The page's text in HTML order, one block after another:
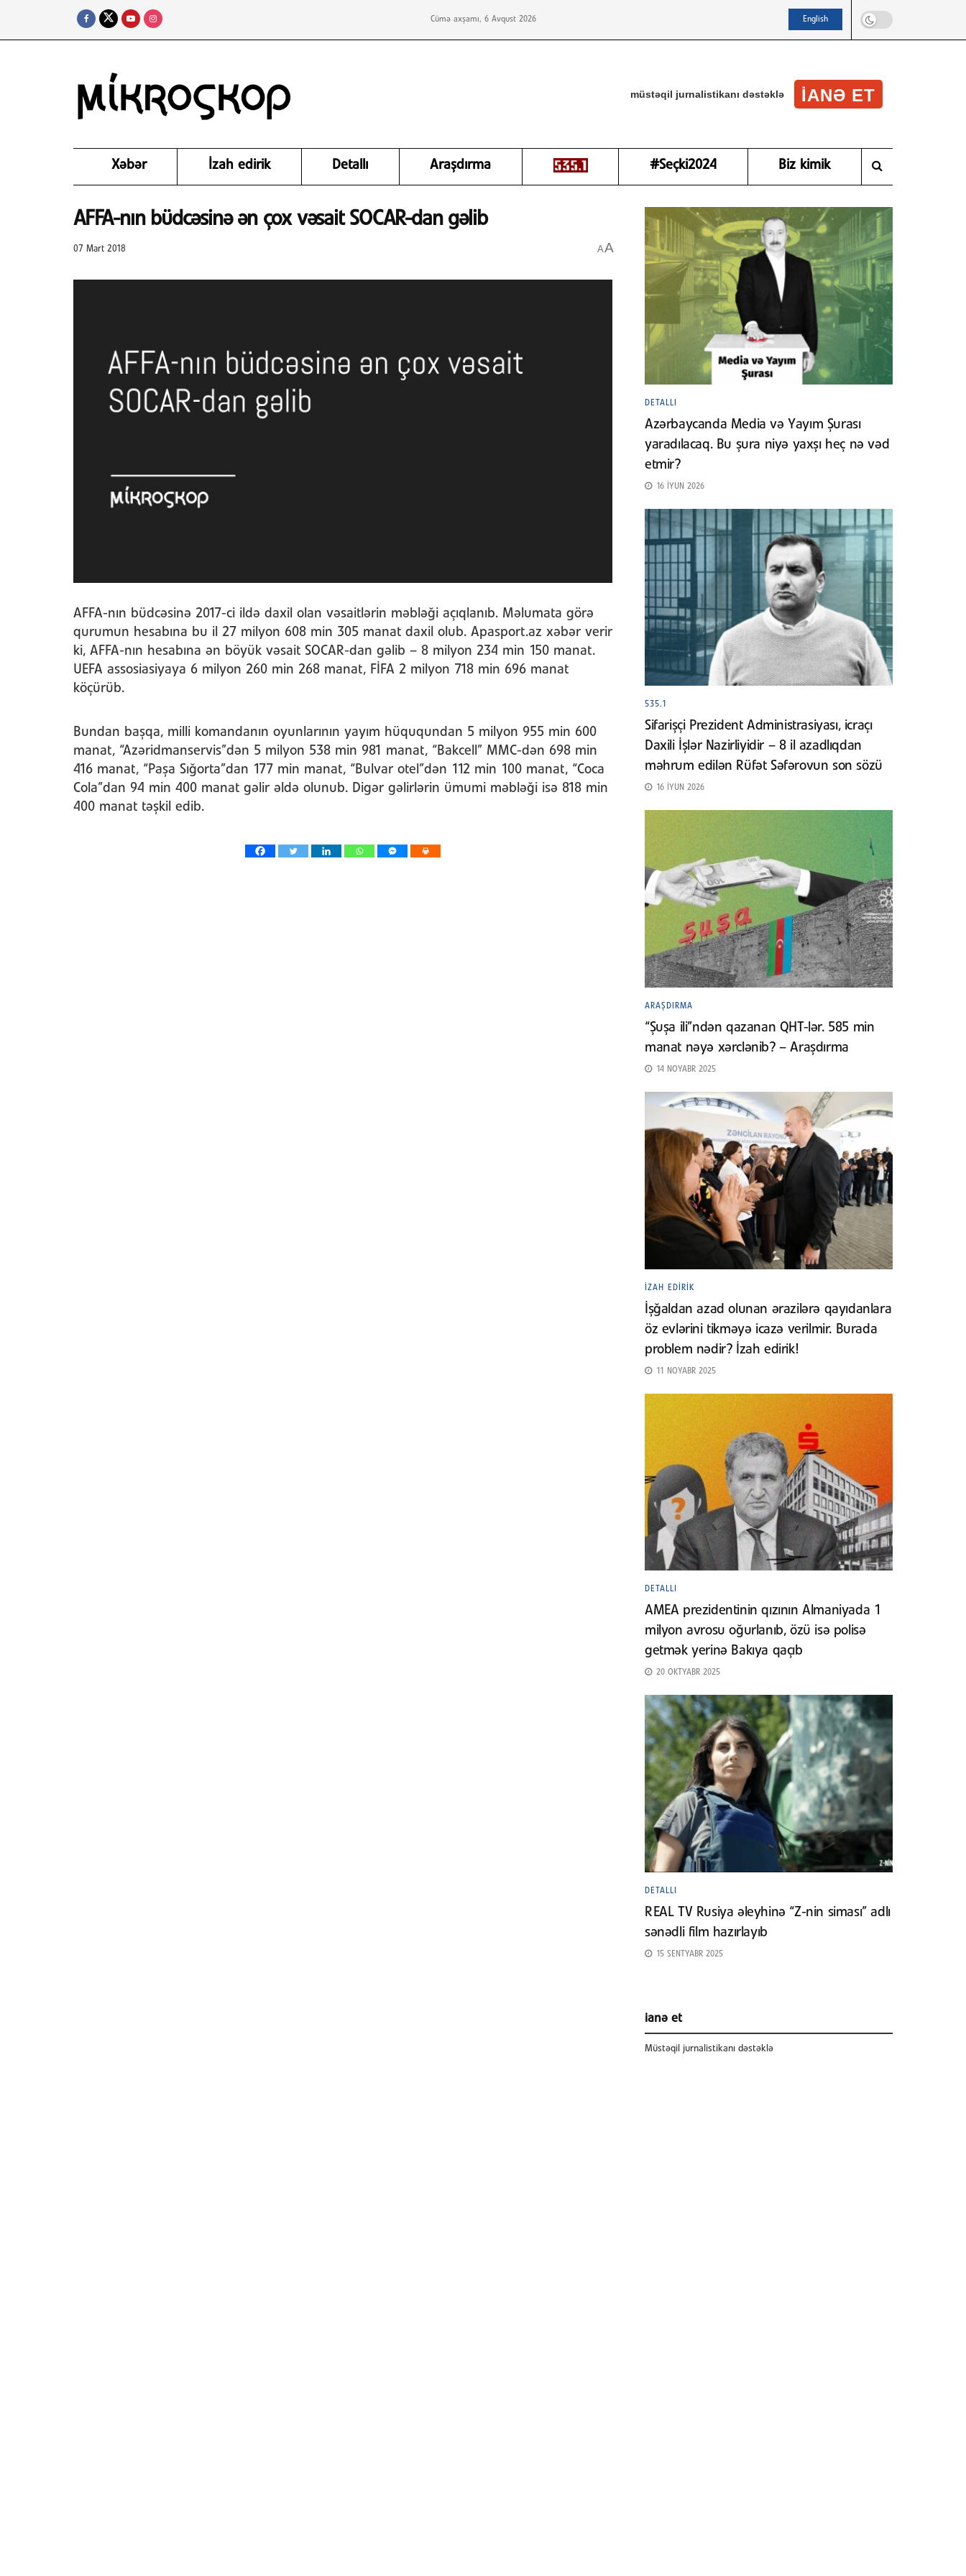
Cümə axşamı, 6 Avqust 2026 English
müstəqil jurnalistikanı dəstəklə IANƏ ET
Xəbər İzah edirik Detallı Araşdırma #Seçki2024 Biz kimik
AFFA-nın büdcəsinə ən çox vəsait SOCAR-dan gəlib
07 Mart 2018 AA
AFFA-nın büdcəsinə 2017-ci ildə daxil olan vəsaitlərin məbləği açıqlanıb. Məlumata görə
qurumun hesabına bu il 27 milyon 608 min 305 manat daxil olub. Apasport.az xəbər verir
ki, AFFA-nın hesabına ən böyük vəsait SOCAR-dan gəlib – 8 milyon 234 min 150 manat.
UEFA assosiasiyaya 6 milyon 260 min 268 manat, FİFA 2 milyon 718 min 696 manat
köçürüb.
Bundan başqa, milli komandanın oyunlarının yayım hüququndan 5 milyon 955 min 600
manat, “Azəridmanservis”dən 5 milyon 538 min 981 manat, “Bakcell” MMC-dən 698 min
416 manat, “Paşa Sığorta”dan 177 min manat, “Bulvar otel”dən 112 min 100 manat, “Coca
Cola”dan 94 min 400 manat gəlir əldə olunub. Digər gəlirlərin ümumi məbləği isə 818 min
400 manat təşkil edib.
DETALLI
Azərbaycanda Media və Yayım Şurası
yaradılacaq. Bu şura niyə yaxşı heç nə vəd
etmir?
16 İYUN 2026
535.1
Sifarişçi Prezident Administrasiyası, icraçı
Daxili İşlər Nazirliyidir – 8 il azadlıqdan
məhrum edilən Rüfət Səfərovun son sözü
16 İYUN 2026
ARAŞDIRMA
“Şuşa ili”ndən qazanan QHT-lər. 585 min
manat nəyə xərclənib? – Araşdırma
14 NOYABR 2025
İZAH EDIRIK
İşğaldan azad olunan ərazilərə qayıdanlara
öz evlərini tikməyə icazə verilmir. Burada
problem nədir? İzah edirik!
11 NOYABR 2025
DETALLI
AMEA prezidentinin qızının Almaniyada 1
milyon avrosu oğurlanıb, özü isə polisə
getmək yerinə Bakıya qaçıb
20 OKTYABR 2025
DETALLI
REAL TV Rusiya əleyhinə “Z-nin siması” adlı
sənədli film hazırlayıb
15 SENTYABR 2025
ianə et
Müstəqil jurnalistikanı dəstəklə